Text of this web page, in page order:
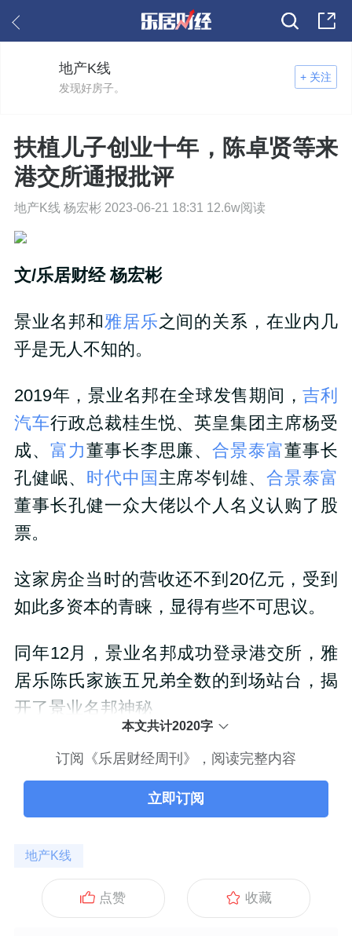
+ 关注
地产K线
发现好房子。
扶植儿子创业十年，陈卓贤等来
港交所通报批评
地产K线 杨宏彬 2023-06-21 18:31 12.6w阅读
文/乐居财经 杨宏彬
景业名邦和雅居乐之间的关系，在业内几
乎是无人不知的。
2019年，景业名邦在全球发售期间，吉利
汽车行政总裁桂生悦、英皇集团主席杨受
成、 富力董事长李思廉、合景泰富董事长
孔健岷、 时代中国 主席岑钊雄、合景泰富
董事长孔健一众大佬以个人名义认购了股
票。
这家房企当时的营收还不到20亿元，受到
如此多资本的青睐，显得有些不可思议。
同年12月，景业名邦成功登录港交所，雅
居乐陈氏家族五兄弟全数的到场站台，揭
开了景业名邦神秘
本文共计2020字
订阅《乐居财经周刊》，阅读完整内容
立即订阅
地产K线
点赞 收藏